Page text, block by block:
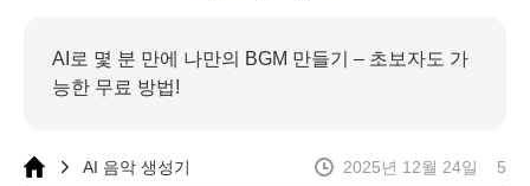
AI로 몇 분 만에 나만의 BGM 만들기 – 초보자도 가
능한 무료 방법!
AI 음악 생성기 2025년 12월 24일 5